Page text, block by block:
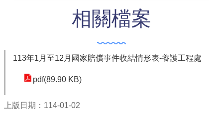
隱私權政策
網站安全政策
相關檔案
113年1月至12月國家賠償事件收結情形表-養護工程處
pdf(89.90 KB)
上版日期：114-01-02